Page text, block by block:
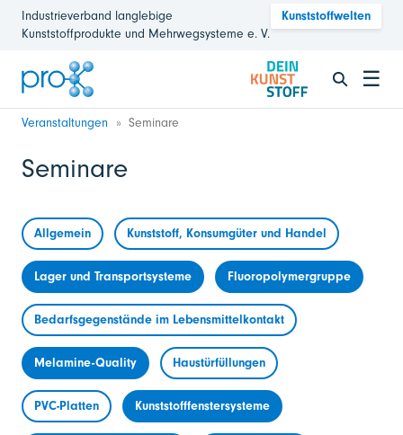
Industrieverband langlebige
Kunststoffprodukte und Mehrwegsysteme e. V.
Kunststoffwelten
☰
Veranstaltungen Seminare
Seminare
Allgemein Kunststoff, Konsumgüter und Handel
Lager und Transportsysteme Fluoropolymergruppe
Bedarfsgegenstände im Lebensmittelkontakt
Melamine-Quality Haustürfüllungen
PVC-Platten Kunststofffenstersysteme